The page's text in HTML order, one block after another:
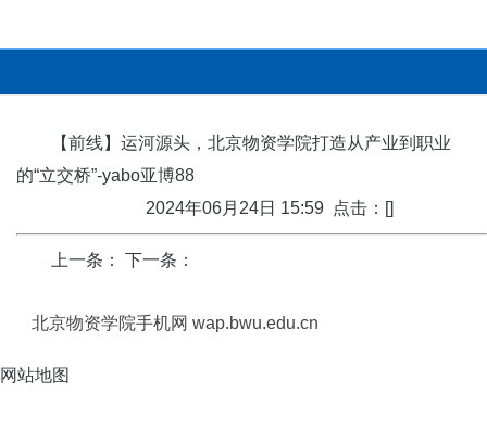
【前线】运河源头，北京物资学院打造从产业到职业
的“立交桥”-yabo亚博88
2024年06月24日 15:59 点击：[]
上一条： 下一条：
北京物资学院手机网 wap.bwu.edu.cn
网站地图